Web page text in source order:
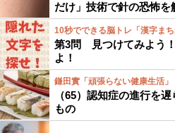
だけ」技術で針の恐怖を
10秒でできる脳トレ「漢字まち
第3問 見つけてみよう
よ！
鎌田實「頑張らない健康生活」
（65）認知症の進行を
もの